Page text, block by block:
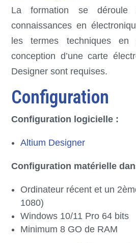
La formation se déroule
connaissances en
les termes techniques
conception d’une carte
Designer sont requises.
Configuration
Configuration logicielle :
Altium Designer
Configuration matérielle
Ordinateur récent et un
1080)
Windows 10/11 Pro 64 bits
Minimum 8 GO de RAM